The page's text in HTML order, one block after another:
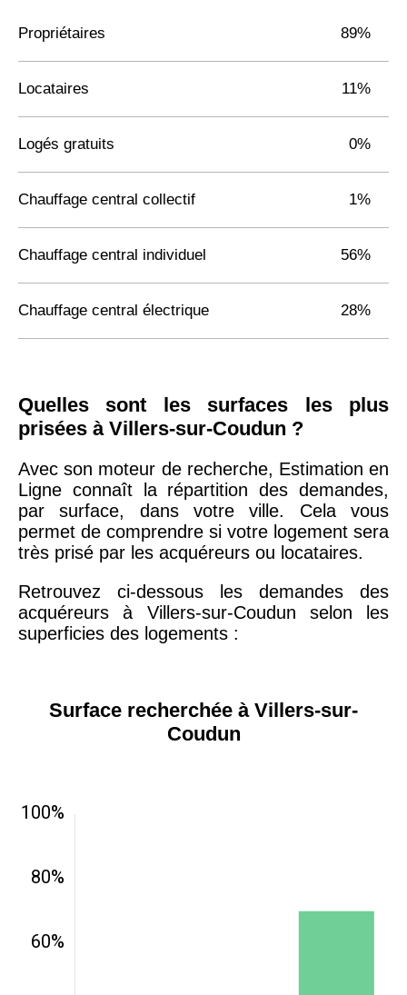
Propriétaires 89%
Locataires 11%
Logés gratuits 0%
Chauffage central collectif 1%
Chauffage central individuel 56%
Chauffage central électrique 28%
Quelles sont les surfaces les plus
prisées à Villers-sur-Coudun ?
Avec son moteur de recherche, Estimation en
Ligne connaît la répartition des demandes,
par surface, dans votre ville. Cela vous
permet de comprendre si votre logement sera
très prisé par les acquéreurs ou locataires.
Retrouvez ci-dessous les demandes des
acquéreurs à Villers-sur-Coudun selon les
superficies des logements :
Surface recherchée à Villers-sur-
Coudun